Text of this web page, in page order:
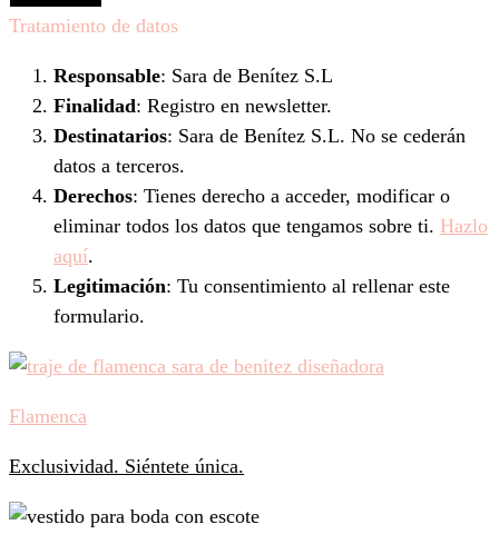
Tratamiento de datos
Responsable: Sara de Benítez S.L
Finalidad: Registro en newsletter.
Destinatarios: Sara de Benítez S.L. No se cederán
datos a terceros.
Derechos: Tienes derecho a acceder, modificar o
eliminar todos los datos que tengamos sobre ti. Hazlo
aquí.
Legitimación: Tu consentimiento al rellenar este
formulario.
Flamenca
Exclusividad. Siéntete única.